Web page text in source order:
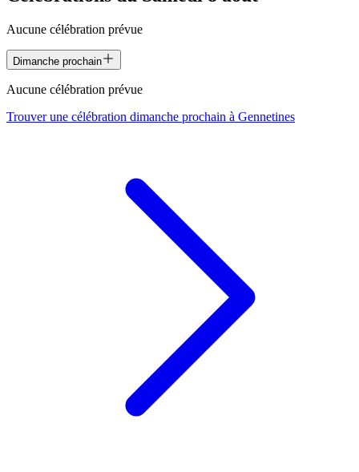
Aucune célébration prévue
Dimanche prochain
Aucune célébration prévue
Trouver une célébration dimanche prochain à Gennetines